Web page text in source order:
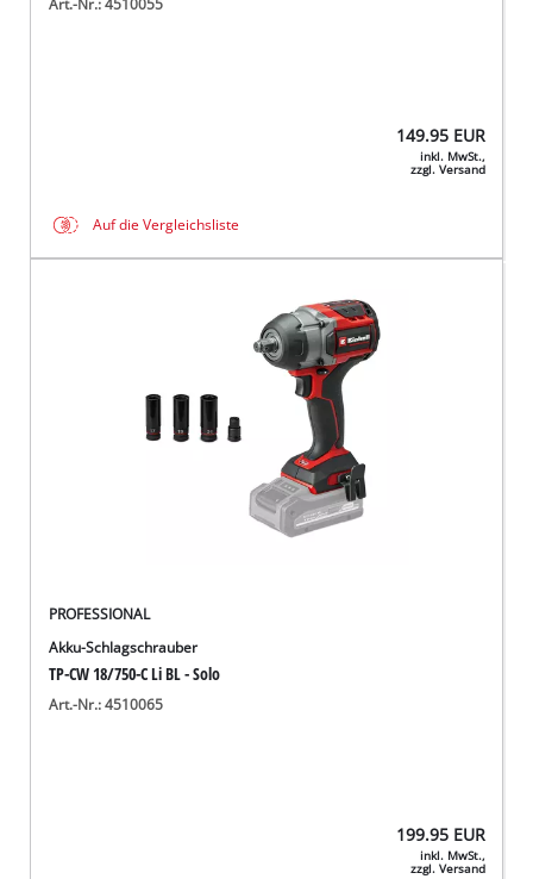
Art.-Nr.: 4510055
149.95 EUR
inkl. MwSt.,
zzgl. Versand
Auf die Vergleichsliste
PROFESSIONAL
Akku-Schlagschrauber
TP-CW 18/750-C Li BL - Solo
Art.-Nr.: 4510065
199.95 EUR
inkl. MwSt.,
zzgl. Versand